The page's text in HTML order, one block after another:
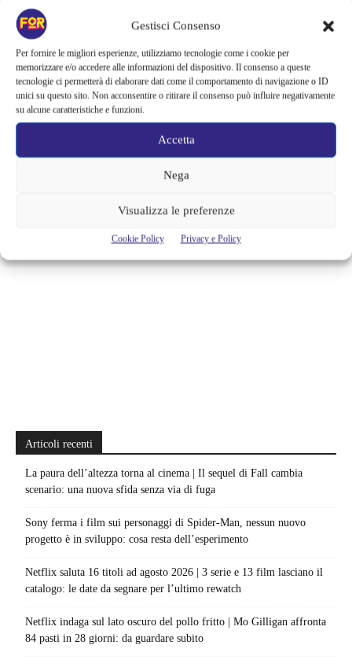
Gestisci Consenso
Per fornire le migliori esperienze, utilizziamo tecnologie come i cookie per
memorizzare e/o accedere alle informazioni del dispositivo. Il consenso a queste
tecnologie ci permetterà di elaborare dati come il comportamento di navigazione o ID
unici su questo sito. Non acconsentire o ritirare il consenso può influire negativamente
su alcune caratteristiche e funzioni.
Accetta
Nega
Visualizza le preferenze
Cookie Policy Privacy e Policy
LE BALENOTTERE AZZURRE
TORNANO IN ANTARTIDE DOPO 40
ANNI ED È ECCEZIONALE
Dopo 60 anni di caccia alle balene finalmente i ricercatori hanno potuto
osservare 55 balenottere azzurre nelle acque della Georgia del Sud, è la
prima volta dagli anni ’80 che si registra un numero così elevato, dopo
che la irresponsabile caccia ne aveva quasi segnato l’estinzione. Questi
giganti del mare, tra i più grandi mai comparsi sul pianeta, popolavano
Articoli recenti
La paura dell’altezza torna al cinema | Il sequel di Fall cambia
scenario: una nuova sfida senza via di fuga
Sony ferma i film sui personaggi di Spider-Man, nessun nuovo
progetto è in sviluppo: cosa resta dell’esperimento
Netflix saluta 16 titoli ad agosto 2026 | 3 serie e 13 film lasciano il
catalogo: le date da segnare per l’ultimo rewatch
Netflix indaga sul lato oscuro del pollo fritto | Mo Gilligan affronta
84 pasti in 28 giorni: da guardare subito